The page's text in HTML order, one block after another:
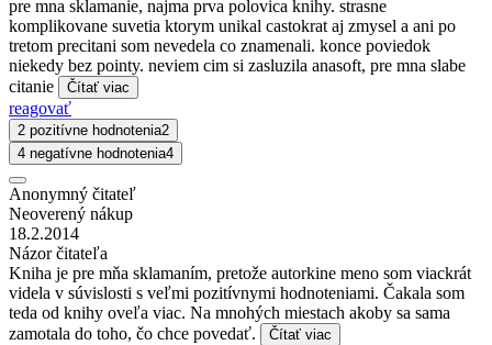
pre mna sklamanie, najma prva polovica knihy. strasne
komplikovane suvetia ktorym unikal castokrat aj zmysel a ani po
tretom precitani som nevedela co znamenali. konce poviedok
niekedy bez pointy. neviem cim si zasluzila anasoft, pre mna slabe
citanie
Čítať viac
reagovať
2 pozitívne hodnotenia2
4 negatívne hodnotenia4
Anonymný čitateľ
Neoverený nákup
18.2.2014
Názor čitateľa
Kniha je pre mňa sklamaním, pretože autorkine meno som viackrát
videla v súvislosti s veľmi pozitívnymi hodnoteniami. Čakala som
teda od knihy oveľa viac. Na mnohých miestach akoby sa sama
zamotala do toho, čo chce povedať.
Čítať viac